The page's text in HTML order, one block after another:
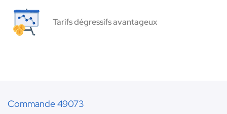
Tarifs dégressifs avantageux
Commande 49073